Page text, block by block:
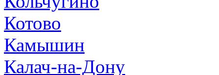
Котово
Камышин
Калач-на-Дону